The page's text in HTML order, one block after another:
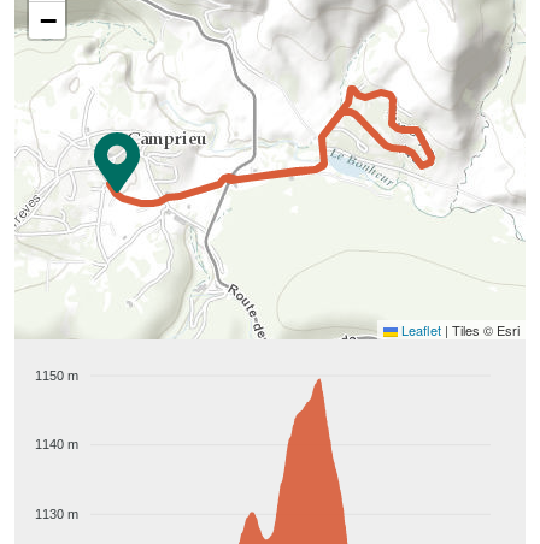
−
Leaflet | Tiles © Esri
1150 m
1140 m
1130 m